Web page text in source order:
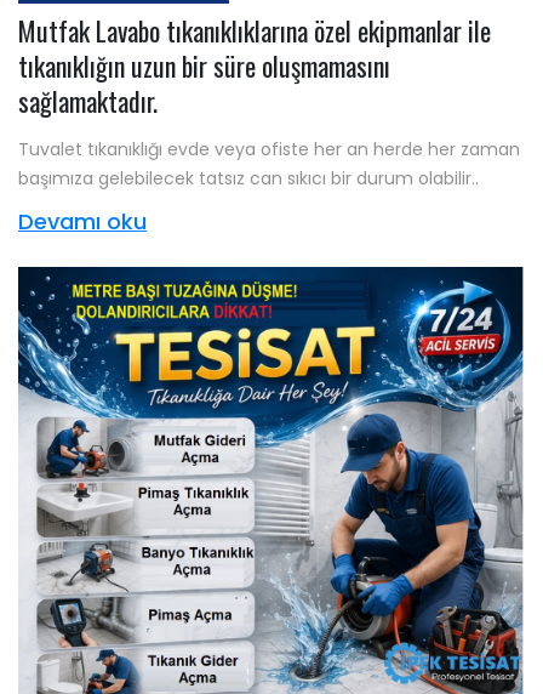
Mutfak Lavabo tıkanıklıklarına özel ekipmanlar ile
tıkanıklığın uzun bir süre oluşmamasını
sağlamaktadır.
Tuvalet tıkanıklığı evde veya ofiste her an herde her zaman
başımıza gelebilecek tatsız can sıkıcı bir durum olabilir..
Devamı oku